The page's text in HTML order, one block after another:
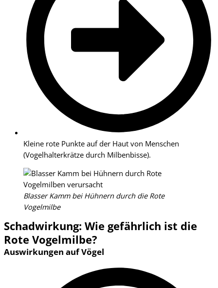
Kleine rote Punkte auf der Haut von Menschen
(Vogelhalterkrätze durch Milbenbisse).
Blasser Kamm bei Hühnern durch die Rote
Vogelmilbe
Schadwirkung: Wie gefährlich ist die
Rote Vogelmilbe?
Auswirkungen auf Vögel